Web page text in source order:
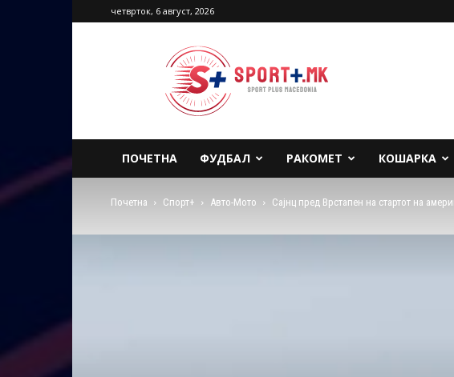
четврток, 6 август, 2026
Sport
Plus
Macedonia
ПОЧЕТНА ФУДБАЛ РАКОМЕТ КОШАРКА
Почетна Спорт+ Авто-Мото Сајнц пред Врстапен на стартот на